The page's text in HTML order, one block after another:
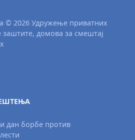
© 2026 Удружење приватних
заштите, домова за смештај
дан борбе против